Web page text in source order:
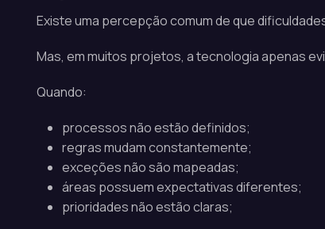
Existe uma percepção comum de que
Mas, em muitos projetos, a tecnologia apenas
Quando:
processos não estão definidos;
regras mudam constantemente;
exceções não são mapeadas;
áreas possuem expectativas diferentes;
prioridades não estão claras;